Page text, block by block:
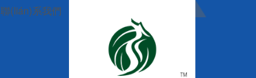
聯(lián)系我們